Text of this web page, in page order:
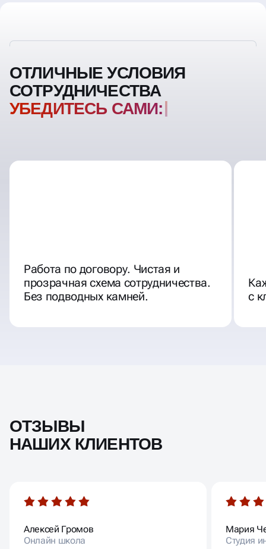
ОТЛИЧНЫЕ УСЛОВИЯ
СОТРУДНИЧЕСТВА
УБЕДИТЕСЬ САМИ:
Работа по договору. Чистая и
прозрачная схема сотрудничества.
Без подводных камней.
с
ОТЗЫВЫ
НАШИХ КЛИЕНТОВ
Алексей Громов
Онлайн школа
Мария
Студия